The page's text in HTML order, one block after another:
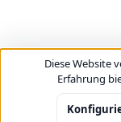
Diese Website
Erfahrung